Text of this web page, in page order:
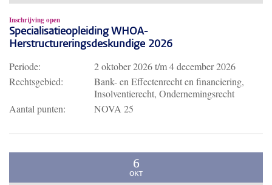
Inschrijving open
Specialisatieopleiding WHOA-
Herstructureringsdeskundige 2026
Periode: 2 oktober 2026t/m4 december 2026
Rechtsgebied:
Bank- en Effectenrecht en financiering,
Insolventierecht, Ondernemingsrecht
Aantal punten:
NOVA 25
6
OKT